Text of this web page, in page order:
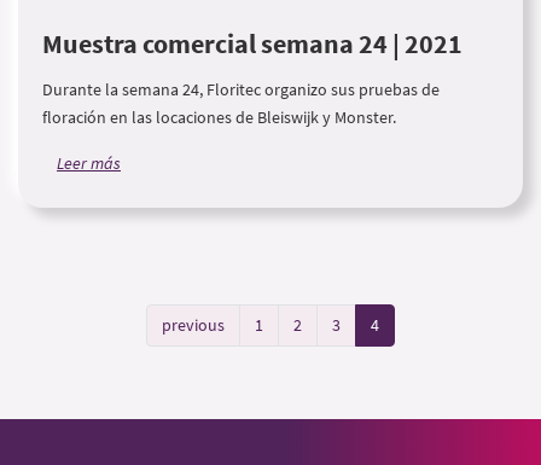
Muestra comercial semana 24 | 2021
Durante la semana 24, Floritec organizo sus pruebas de
floración en las locaciones de Bleiswijk y Monster.
Leer más
previous 1 2 3 4